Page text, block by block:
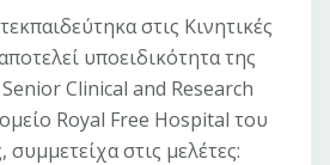
στις Κινητικές
υποειδικότητα της
Clinical and Research
Royal Free Hospital του
συμμετείχα στις μελέτες: